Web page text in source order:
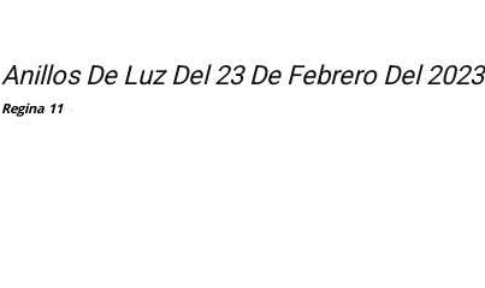
Anillos De Luz Del 23 De Febrero Del 2023
Regina 11